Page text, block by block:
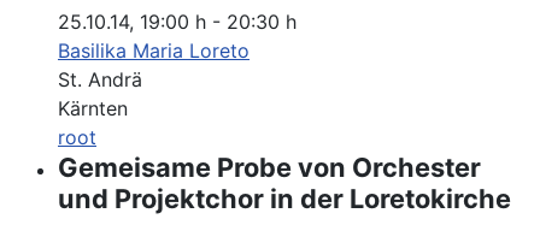
25.10.14, 19:00 h - 20:30 h
Basilika Maria Loreto
St. Andrä
Kärnten
root
Gemeisame Probe von Orchester
und Projektchor in der Loretokirche